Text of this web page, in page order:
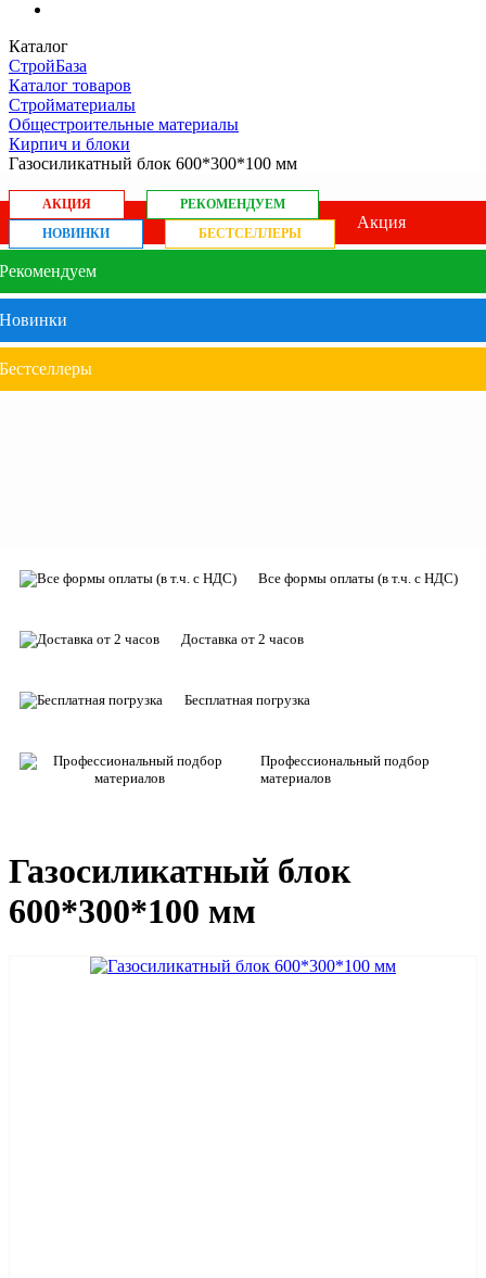
Каталог
СтройБаза
Каталог товаров
Стройматериалы
Общестроительные материалы
Кирпич и блоки
Газосиликатный блок 600*300*100 мм
АКЦИЯ
РЕКОМЕНДУЕМ
НОВИНКИ
БЕСТСЕЛЛЕРЫ
Акция
Рекомендуем
Новинки
Бестселлеры
Все формы оплаты (в т.ч. с НДС)
Доставка от 2 часов
Бесплатная погрузка
Профессиональный подбор
материалов
Газосиликатный блок
600*300*100 мм